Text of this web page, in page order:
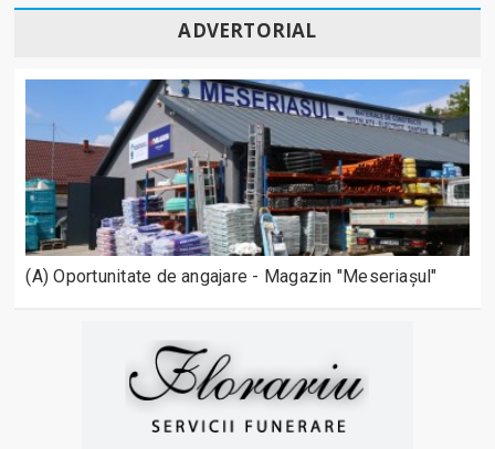
ADVERTORIAL
(A) Oportunitate de angajare - Magazin "Meseriașul"